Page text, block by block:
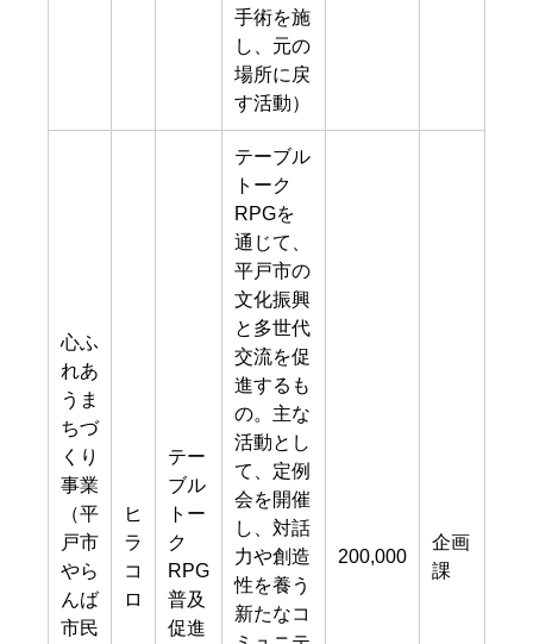
手術を施
し、元の
場所に戻
す活動）
心ふ
れあ
うま
ちづ
くり
事業
（平
戸市
やら
んば
市民
ヒ
ラ
コ
ロ
テー
ブル
トー
ク
RPG
普及
促進
テーブル
トーク
RPGを
通じて、
平戸市の
文化振興
と多世代
交流を促
進するも
の。主な
活動とし
て、定例
会を開催
し、対話
力や創造
性を養う
新たなコ
200,000
企画
課